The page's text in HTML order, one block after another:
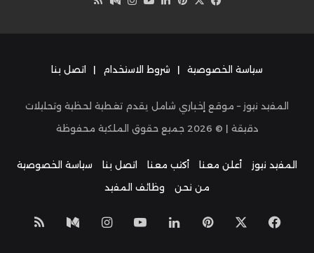
سياسة الخصوصية | شروط الاستخدام | اتصل بنا
المفيد نيوز – موقع إخباري شامل يقدم تغطية لحظية وتحليلات
دقيقة | © 2026 جميع حقوق الملكية محفوظة
المفيد نيوز أعلن معنا أكتب معنا اتصل بنا
سياسة الخصوصية
من نحن
وظائف المفيد
فيسبوك بينتيريست
لينكدإن‫YouTube
انستقراموسط